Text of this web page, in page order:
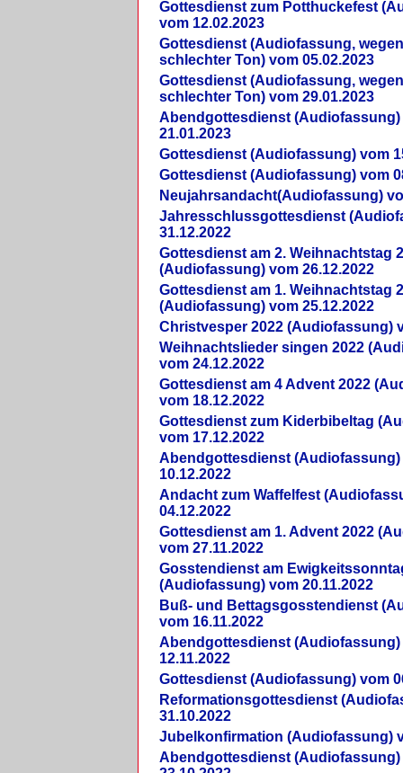
Gottesdienst zum Potthuckefest
vom 12.02.2023
Gottesdienst (Audiofassung,
schlechter Ton) vom 05.02.2023
Gottesdienst (Audiofassung,
schlechter Ton) vom 29.01.2023
Abendgottesdienst (Audiofassung)
21.01.2023
Gottesdienst (Audiofassung) vom
Gottesdienst (Audiofassung) vom
Neujahrsandacht(Audiofassung)
Jahresschlussgottesdienst
31.12.2022
Gottesdienst am 2. Weihnachtstag
(Audiofassung) vom 26.12.2022
Gottesdienst am 1. Weihnachtstag
(Audiofassung) vom 25.12.2022
Christvesper 2022 (Audiofassung)
Weihnachtslieder singen 2022
vom 24.12.2022
Gottesdienst am 4 Advent 2022
vom 18.12.2022
Gottesdienst zum Kiderbibeltag
vom 17.12.2022
Abendgottesdienst (Audiofassung)
10.12.2022
Andacht zum Waffelfest
04.12.2022
Gottesdienst am 1. Advent 2022
vom 27.11.2022
Gosstendienst am
(Audiofassung) vom 20.11.2022
Buß- und Bettagsgosstendienst
vom 16.11.2022
Abendgottesdienst (Audiofassung)
12.11.2022
Gottesdienst (Audiofassung) vom
Reformationsgottesdienst
31.10.2022
Jubelkonfirmation (Audiofassung)
Abendgottesdienst (Audiofassung)